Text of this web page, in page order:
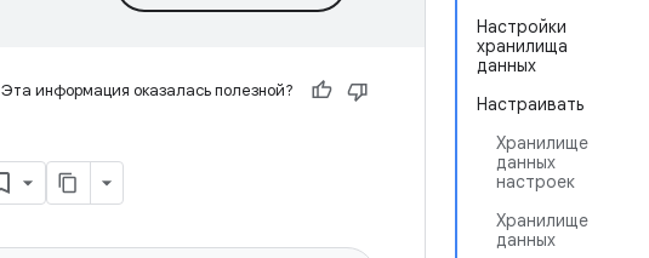
Настройки
хранилища
данных
Настраивать
Хранилище
данных
настроек
Хранилище
данных
Эта информация оказалась полезной?